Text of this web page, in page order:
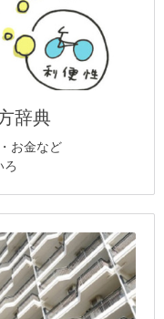
辞典
お金など
ろ